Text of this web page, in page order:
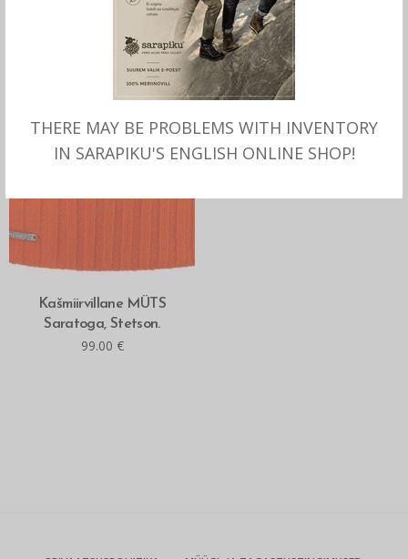
THERE MAY BE PROBLEMS WITH INVENTORY
IN SARAPIKU'S ENGLISH ONLINE SHOP!
MITMEID VALIKUID
Kašmiirvillane MÜTS
Saratoga, Stetson.
99.00 €